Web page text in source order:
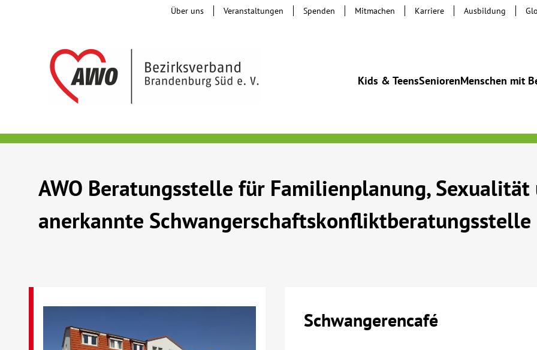
Kids & TeensSeniorenMenschen mit
Über uns Veranstaltungen Spenden Mitmachen Karriere Ausbildung
AWO Beratungsstelle für Familienplanung, Sexualität
anerkannte Schwangerschaftskonfliktberatungsstelle
Schwangerencafé